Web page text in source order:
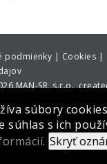
podmienky | Cookies |
MAN-SR, s.r.o.,
súbory
súhlas s ich